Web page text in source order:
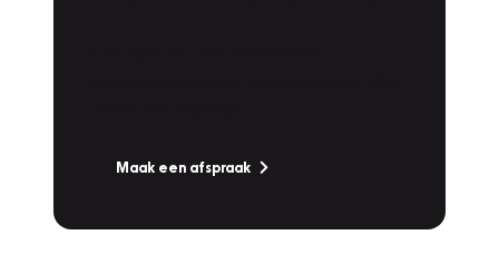
Maak een afspraak